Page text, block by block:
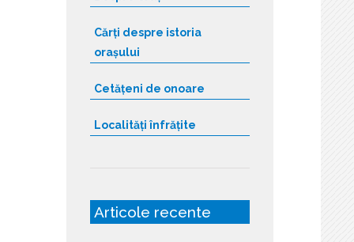
Cărți despre istoria
orașului
Cetățeni de onoare
Localități înfrățite
Articole recente